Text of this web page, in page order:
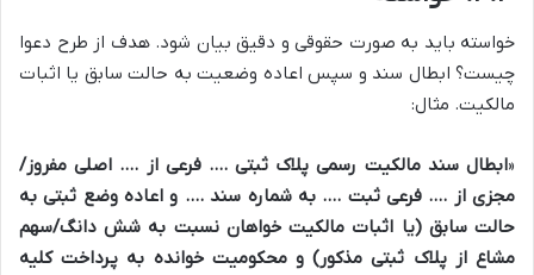
خواسته باید به صورت حقوقی و دقیق بیان شود. هدف از طرح دعوا
چیست؟ ابطال سند و سپس اعاده وضعیت به حالت سابق یا اثبات
مالکیت. مثال:
«ابطال سند مالکیت رسمی پلاک ثبتی …. فرعی از …. اصلی مفروز/
مجزی از …. فرعی ثبت …. به شماره سند …. و اعاده وضع ثبتی به
حالت سابق (یا اثبات مالکیت خواهان نسبت به شش دانگ/سهم
مشاع از پلاک ثبتی مذکور) و محکومیت خوانده به پرداخت کلیه